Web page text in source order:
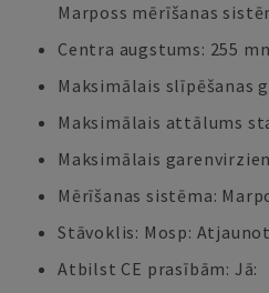
Marposs mērīšanas
Centra augstums: 255
Maksimālais slīpēšanas
Maksimālais attālums
Maksimālais
Mērīšanas sistēma:
Stāvoklis: Mosp:
Atbilst CE prasībām: Jā: